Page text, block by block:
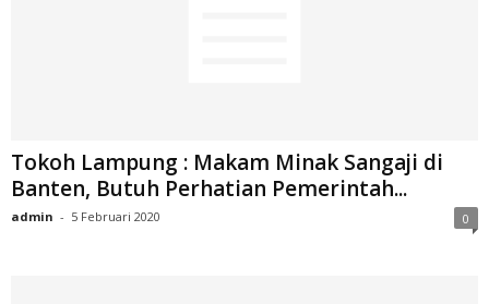
Tokoh Lampung : Makam Minak Sangaji di
Banten, Butuh Perhatian Pemerintah...
admin - 5 Februari 2020 0